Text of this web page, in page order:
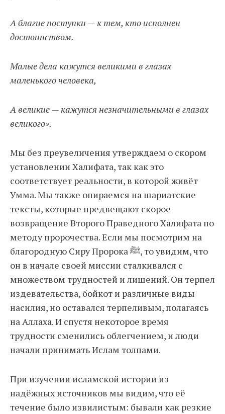
А благие поступки — к тем, кто исполнен
достоинством.
Малые дела кажутся великими в глазах
маленького человека,
А великие — кажутся незначительными в глазах
великого».
Мы без преувеличения утверждаем о скором
установлении Халифата, так как это
соответствует реальности, в которой живёт
Умма. Мы также опираемся на шариатские
тексты, которые предвещают скорое
возвращение Второго Праведного Халифата по
методу пророчества. Если мы посмотрим на
благородную Сиру Пророка ﷺ, то увидим, что
он в начале своей миссии сталкивался с
множеством трудностей и лишений. Он терпел
издевательства, бойкот и различные виды
насилия, но оставался терпеливым, полагаясь
на Аллаха. И спустя некоторое время
трудности сменились облегчением, и люди
начали принимать Ислам толпами.
При изучении исламской истории из
надёжных источников мы видим, что её
течение было извилистым: бывали как резкие